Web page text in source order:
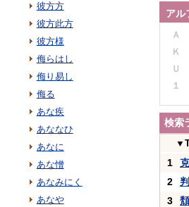
彼方方
彼方此方
彼方様
侮らはし
侮り易し
侮る
あな疾
あななひ
あなに
あな憎
あなみにく
あなや
アル
Ａ
Ｋ
Ｕ
１
検索
▼
1
2
3